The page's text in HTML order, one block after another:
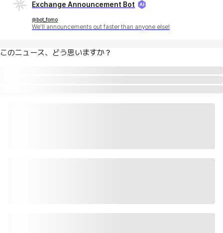
Exchange Announcement Bot
@bot_fomo
We'll announcements out faster than anyone else!
このニュース、どう思いますか？